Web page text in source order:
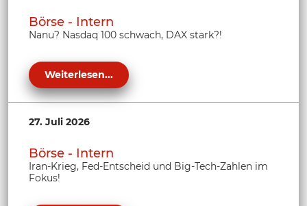
Börse - Intern
Nanu? Nasdaq 100 schwach, DAX stark?!
Weiterlesen...
27. Juli 2026
Börse - Intern
Iran-Krieg, Fed-Entscheid und Big-Tech-Zahlen im
Fokus!